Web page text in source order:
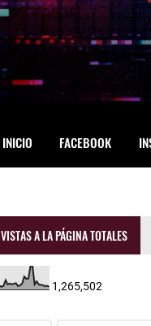
INICIO FACEBOOK
VISTAS A LA PÁGINA TOTALES
1,265,502